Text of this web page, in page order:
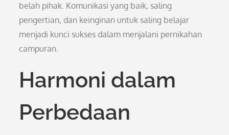
belah pihak. Komunikasi yang baik, saling
pengertian, dan keinginan untuk saling belajar
menjadi kunci sukses dalam menjalani pernikahan
campuran.
Harmoni dalam
Perbedaan